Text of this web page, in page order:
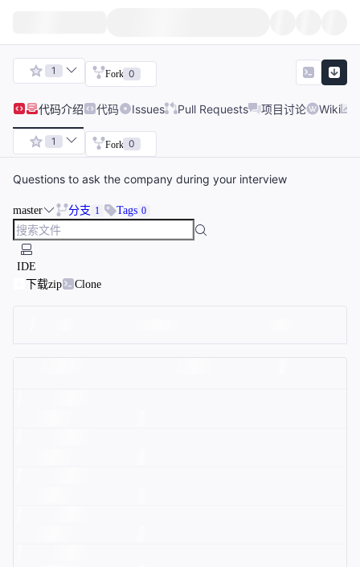
1 Fork 0
代码介绍 代码 Issues Pull Requests 项目讨论 Wiki
1 Fork 0
Questions to ask the company during your interview
master 分支 1 Tags 0
IDE
下载zip
Clone